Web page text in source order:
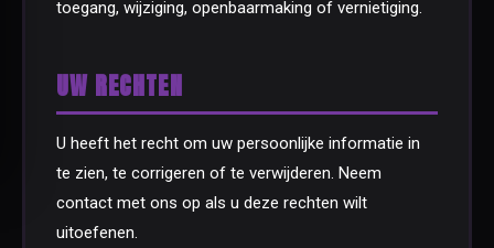
toegang, wijziging, openbaarmaking of vernietiging.
UW RECHTEN
U heeft het recht om uw persoonlijke informatie in
te zien, te corrigeren of te verwijderen. Neem
contact met ons op als u deze rechten wilt
uitoefenen.